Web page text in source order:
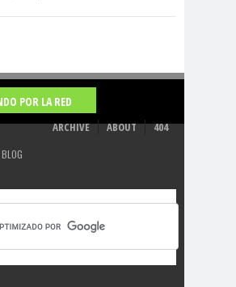
POR LA RED
ARCHIVE ABOUT 404